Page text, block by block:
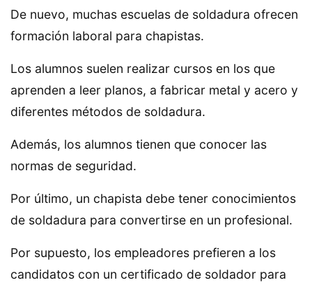
De nuevo, muchas escuelas de soldadura ofrecen
formación laboral para chapistas.
Los alumnos suelen realizar cursos en los que
aprenden a leer planos, a fabricar metal y acero y
diferentes métodos de soldadura.
Además, los alumnos tienen que conocer las
normas de seguridad.
Por último, un chapista debe tener conocimientos
de soldadura para convertirse en un profesional.
Por supuesto, los empleadores prefieren a los
candidatos con un certificado de soldador para